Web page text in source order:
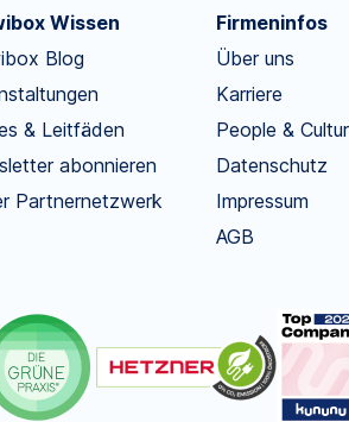
Wissen
Blog
& Leitfäden
abonnieren
Partnernetzwerk
Firmeninfos
Über uns
Karriere
People &
Datenschutz
Impressum
AGB